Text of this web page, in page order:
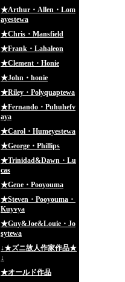
★Arthur・Allen・Lom
ayestewa
★Chris・Mansfield
★Frank・Lahaleon
★Clement・Honie
★John・honie
★Riley・Polyquaptewa
★Fernando・Puhuhefv
aya
★Carol・Humeyestewa
★George・Phillips
★Trinidad&Dawn・Lu
cas
★Gene・Pooyouma
★Steven・Pooyouma・
Kuyvya
★Guy&Joe&Louie・Jo
sytewa
↓★ズニ故人作家作品★
↓
★オールド作品